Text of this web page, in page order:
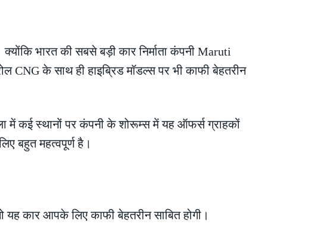
भारत की सबसे बड़ी कार निर्माता कंपनी Maruti
के साथ ही हाइब्रिड मॉडल्स पर भी काफी बेहतरीन
में कई स्थानों पर कंपनी के शोरूम्स में यह ऑफर्स ग्राहकों
बहुत महत्वपूर्ण है।
कार आपके लिए काफी बेहतरीन साबित होगी।